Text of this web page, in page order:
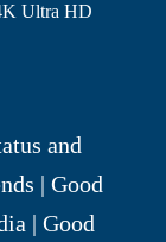
Ultra HD